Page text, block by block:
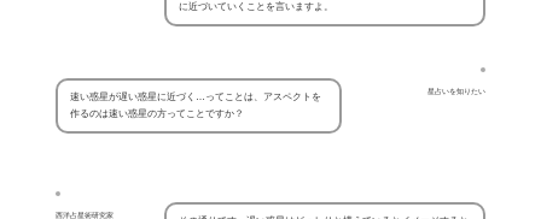
に近づいていくことを言いますよ。
星占いを知りたい
速い惑星が遅い惑星に近づく…ってことは、アスペクトを
作るのは速い惑星の方ってことですか？
西洋占星術研究家